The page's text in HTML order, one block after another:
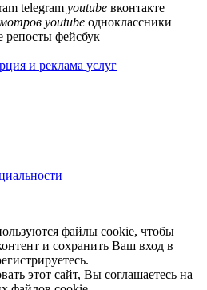
telegram youtube вконтакте
youtube одноклассники
репосты фейсбук
и реклама услуг
файлы cookie, чтобы
и сохранить Ваш вход в
этот сайт, Вы соглашаетесь на